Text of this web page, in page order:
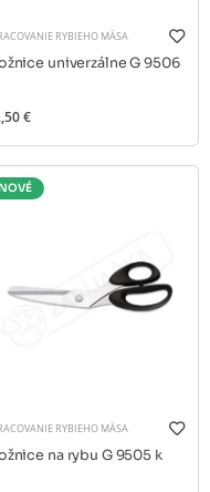
RYBIEHO MÄSA
univerzálne G 9506
€
NOVÉ
RYBIEHO MÄSA
na rybu G 9505 k